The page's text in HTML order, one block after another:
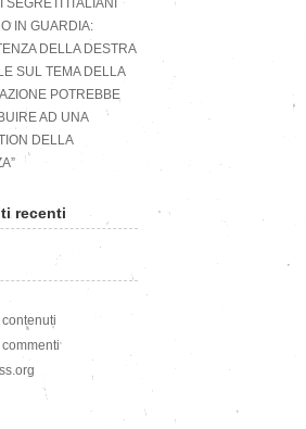
SEGRETI ITALIANI
IN GUARDIA:
DELLA DESTRA
SUL TEMA DELLA
POTREBBE
AD UNA
DELLA
recenti